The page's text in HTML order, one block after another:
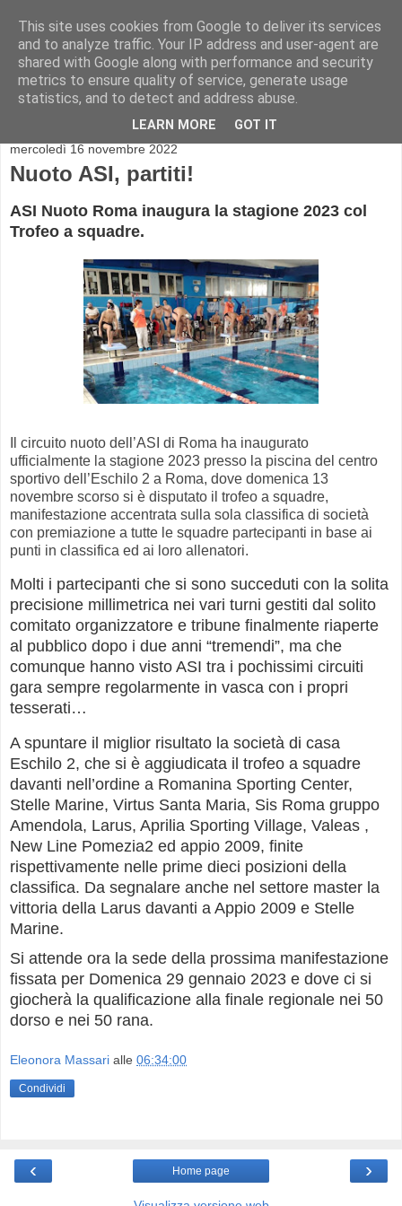
mercoledì 16 novembre 2022
Nuoto ASI, partiti!
ASI Nuoto Roma inaugura la stagione 2023 col
Trofeo a squadre.
Il circuito nuoto dell’ASI di Roma ha inaugurato
ufficialmente la stagione 2023 presso la piscina del centro
sportivo dell’Eschilo 2 a Roma, dove domenica 13
novembre scorso si è disputato il trofeo a squadre,
manifestazione accentrata sulla sola classifica di società
con premiazione a tutte le squadre partecipanti in base ai
punti in classifica ed ai loro allenatori.
Molti i partecipanti che si sono succeduti con la solita
precisione millimetrica nei vari turni gestiti dal solito
comitato organizzatore e tribune finalmente riaperte
al pubblico dopo i due anni “tremendi”, ma che
comunque hanno visto ASI tra i pochissimi circuiti
gara sempre regolarmente in vasca con i propri
tesserati…
A spuntare il miglior risultato la società di casa
Eschilo 2, che si è aggiudicata il trofeo a squadre
davanti nell’ordine a Romanina Sporting Center,
Stelle Marine, Virtus Santa Maria, Sis Roma gruppo
Amendola, Larus, Aprilia Sporting Village, Valeas ,
New Line Pomezia2 ed appio 2009, finite
rispettivamente nelle prime dieci posizioni della
classifica. Da segnalare anche nel settore master la
vittoria della Larus davanti a Appio 2009 e Stelle
Marine.
Si attende ora la sede della prossima manifestazione
fissata per Domenica 29 gennaio 2023 e dove ci si
giocherà la qualificazione alla finale regionale nei 50
dorso e nei 50 rana.
Eleonora Massari alle 06:34:00
Condividi
‹ ›
Home page
This site uses cookies from Google to deliver its services
and to analyze traffic. Your IP address and user-agent are
shared with Google along with performance and security
metrics to ensure quality of service, generate usage
statistics, and to detect and address abuse.
LEARN MORE GOT IT